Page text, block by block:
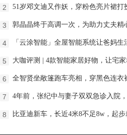
2 51岁邓文迪又作妖，穿粉色亮片裙打
3 郭晶晶终于高调一次，为助力丈夫精
4 「云涂智能」全屋智能系统让爸妈生
5 大咖评测 | 4款智能家居好物，让宅
6 全智贤坐敞篷跑车亮相，穿黑色连衣
7 4年前，张纪中与妻子双双急诊入院
8 比亚迪新车，长近4米8不足8w，起步